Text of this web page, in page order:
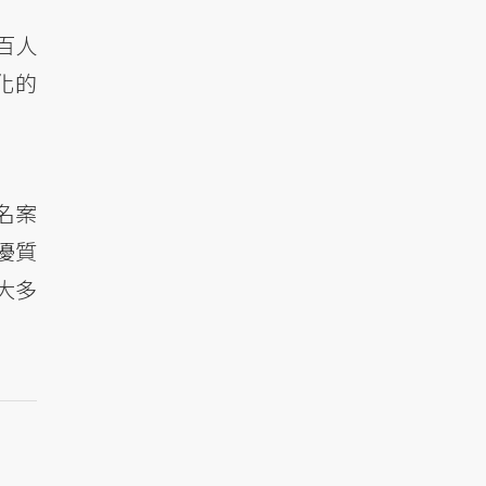
人
的
案
質
多